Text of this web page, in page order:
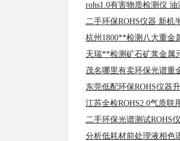
rohs1.0有害物质检测仪 油
二手环保ROHS仪器 新机
杭州1800**检测八大重金
天瑞**检测矿石矿浆金属
茂名哪里有卖环保光谱重
东莞低配环保ROHS仪器
江苏全检ROHS2.0气质联
二手环保光谱测试ROHS仪
分析低耗材前处理液相色